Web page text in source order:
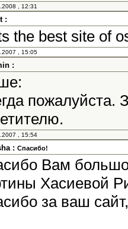
, 12:31
:
the best site of
, 15:05
:
, 15:54
: Спасибо!
Вам
Хасиевой
за ваш